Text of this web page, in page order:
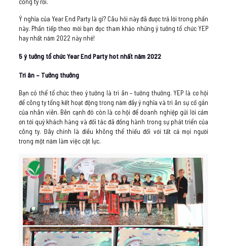
Ý nghĩa của Year End Party là gì? Câu hỏi này đã được trả lời trong phần
này. Phần tiếp theo mời bạn đọc tham khảo những ý tưởng tổ chức YEP
hay nhất năm 2022 này nhé!
5 ý tưởng tổ chức Year End Party hot nhất năm 2022
Tri ân – Tưởng thưởng
Bạn có thể tổ chức theo ý tưởng là tri ân – tưởng thưởng. YEP là cơ hội
để công ty tổng kết hoạt động trong năm đầy ý nghĩa và tri ân sự cố gắn
của nhân viên. Bên cạnh đó còn là cơ hội để doanh nghiệp gửi lời cảm
ơn tới quý khách hàng và đối tác đã đồng hành trong sự phát triển của
công ty. Đây chính là điều không thể thiếu đối với tất cả mọi người
trong một năm làm việc cật lực.